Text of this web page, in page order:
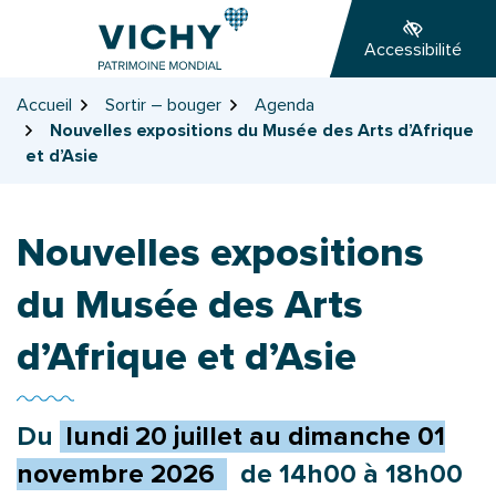
page
Accessibilité
Accueil Sortir – bouger
Agenda
Nouvelles expositions du Musée des Arts d’Afrique
et d’Asie
Nouvelles expositions
du Musée des Arts
d’Afrique et d’Asie
Du lundi 20 juillet au dimanche 01
novembre 2026 de 14h00 à 18h00